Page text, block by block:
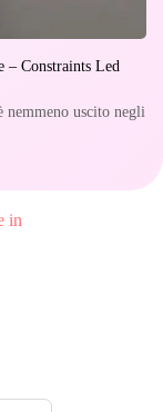
– Constraints Led
uscito negli
in